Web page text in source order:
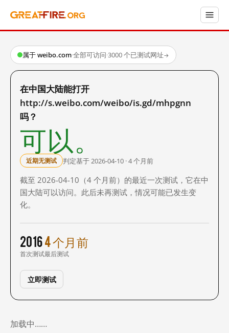
属于 weibo.com·全部可访问·3000 个已测试网址→
在中国大陆能打开
http://s.weibo.com/weibo/is.gd/mhpgnn
吗？
可以。
近期无测试 判定基于 2026-04-10 · 4 个月前
截至 2026-04-10（4 个月前）的最近一次测试，它在中
国大陆可以访问。此后未再测试，情况可能已发生变
化。
2016
首次测试
4 个月前
最后测试
立即测试
加载中……